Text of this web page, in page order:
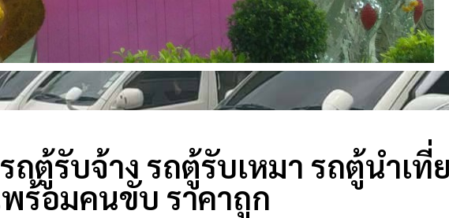
ถตู้รับจ้าง รถตู้รับเหมา รถตู้นำเที่
ร้อมคนขับ ราคาถูก